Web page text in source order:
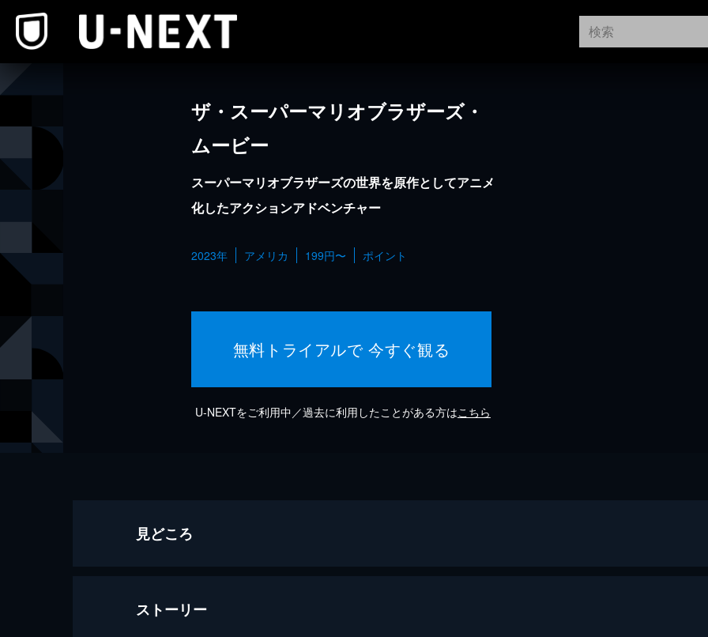
ザ・スーパーマリオブラザーズ・
ムービー
スーパーマリオブラザーズの世界を原作としてアニメ
化したアクションアドベンチャー
2023年 アメリカ 199円〜 ポイント
無料トライアルで 今すぐ観る
U-NEXTをご利用中／過去に利用したことがある方はこちら
見どころ
ストーリー